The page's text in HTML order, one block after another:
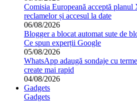
Comisia Europeană acceptă planul
reclamelor și accesul la date
06/08/2026
Blogger a blocat automat sute de
Ce spun experții Google
05/08/2026
WhatsApp adaugă sondaje cu
create mai rapid
04/08/2026
Gadgets
Gadgets